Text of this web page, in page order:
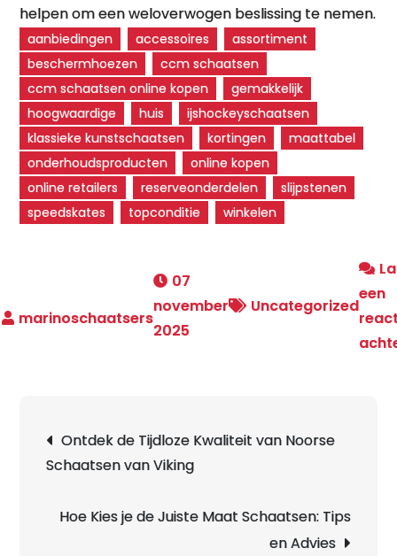
helpen om een weloverwogen beslissing te nemen.
aanbiedingen accessoires
assortiment
beschermhoezen
ccm schaatsen
ccm schaatsen online kopen
gemakkelijk
hoogwaardige
huis
ijshockeyschaatsen
klassieke kunstschaatsen
kortingen
maattabel
onderhoudsproducten
online kopen
online retailers
reserveonderdelen
slijpstenen
speedskates
topconditie winkelen
07
november
2025
Uncategorized
een
Ontdek de Tijdloze Kwaliteit van Noorse
Schaatsen van Viking
Hoe Kies je de Juiste Maat Schaatsen: Tips
en Advies